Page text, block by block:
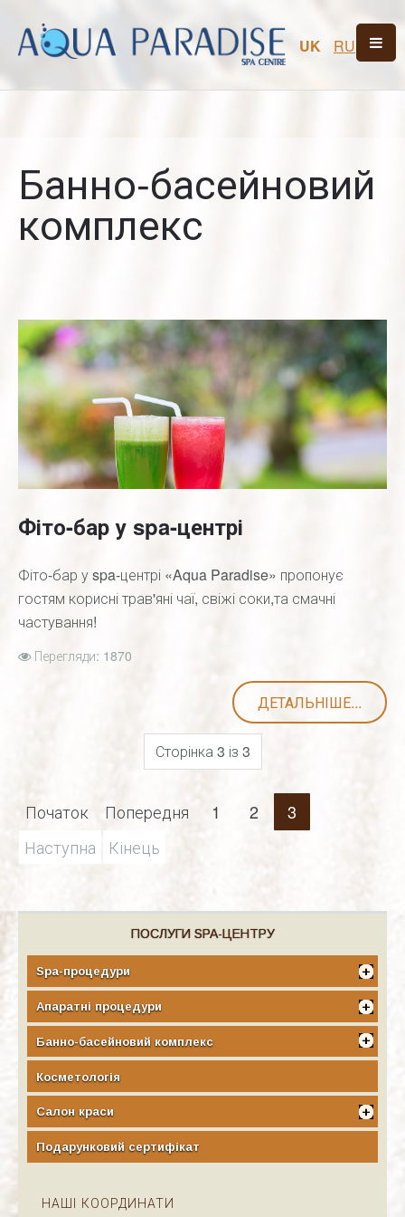
UK RU
Банно-басейновий
комплекс
Фіто-бар у spa-центрі
Фіто-бар у spa-центрі «Aqua Paradise» пропонує
гостям корисні трав'яні чаї, свіжі соки,та смачні
частування!
Перегляди: 1870
ДЕТАЛЬНІШЕ...
Сторінка 3 із 3
Початок Попередня 1 2
3
Наступна
Кінець
ПОСЛУГИ SPA-ЦЕНТРУ
Spa-процедури
Апаратні процедури
Банно-басейновий комплекс
Косметологія
Салон краси
Подарунковий сертифікат
НАШІ КООРДИНАТИ